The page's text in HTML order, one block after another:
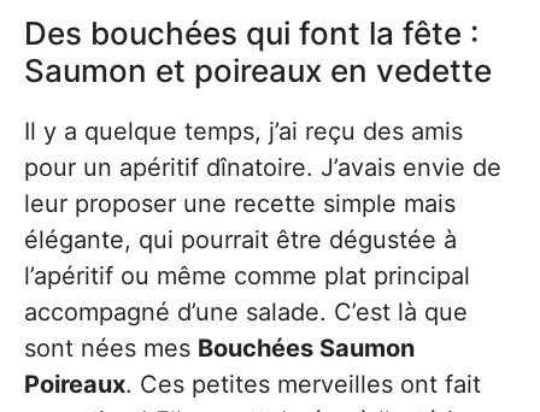
Des bouchées qui font la fête :
Saumon et poireaux en vedette
Il y a quelque temps, j’ai reçu des amis
pour un apéritif dînatoire. J’avais envie de
leur proposer une recette simple mais
élégante, qui pourrait être dégustée à
l’apéritif ou même comme plat principal
accompagné d’une salade. C’est là que
sont nées mes Bouchées Saumon
Poireaux. Ces petites merveilles ont fait